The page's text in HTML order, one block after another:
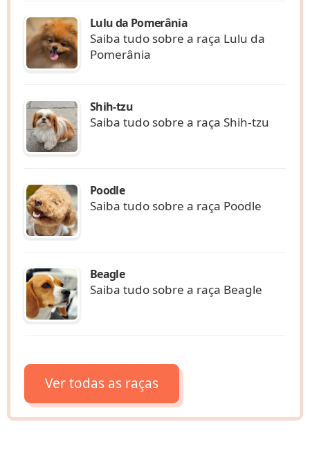
Lulu da Pomerânia
Saiba tudo sobre a raça Lulu da
Pomerânia
Shih-tzu
Saiba tudo sobre a raça Shih-tzu
Poodle
Saiba tudo sobre a raça Poodle
Beagle
Saiba tudo sobre a raça Beagle
Ver todas as raças